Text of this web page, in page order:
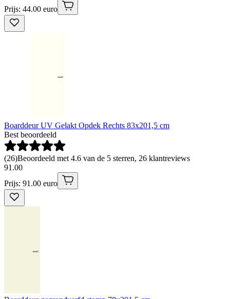
Prijs: 44.00 euro
Boarddeur UV Gelakt Opdek Rechts 83x201,5 cm
Best beoordeeld
(26)Beoordeeld met 4.6 van de 5 sterren, 26 klantreviews
91 .00
Prijs: 91.00 euro